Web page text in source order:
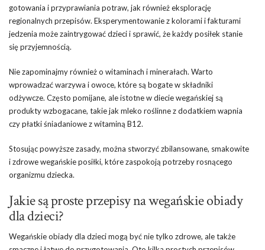
gotowania i przyprawiania potraw, jak również eksplorację
regionalnych przepisów. Eksperymentowanie z kolorami i fakturami
jedzenia może zaintrygować dzieci i sprawić, że każdy posiłek stanie
się przyjemnością.
Nie zapominajmy również o witaminach i minerałach. Warto
wprowadzać warzywa i owoce, które są bogate w składniki
odżywcze. Często pomijane, ale istotne w diecie wegańskiej są
produkty wzbogacane, takie jak mleko roślinne z dodatkiem wapnia
czy płatki śniadaniowe z witaminą B12.
Stosując powyższe zasady, można stworzyć zbilansowane, smakowite
i zdrowe wegańskie posiłki, które zaspokoją potrzeby rosnącego
organizmu dziecka.
Jakie są proste przepisy na wegańskie obiady
dla dzieci?
Wegańskie obiady dla dzieci mogą być nie tylko zdrowe, ale także